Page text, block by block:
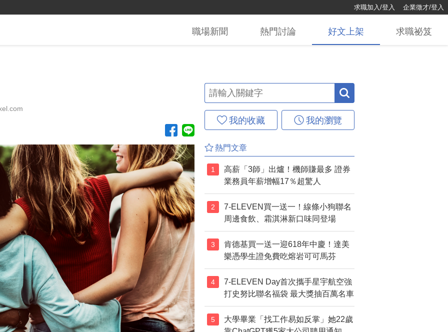
求職加入/登入 企業徵才/登入
職場新聞 熱門討論 好文上架 求職祕笈
我的收藏 我的瀏覽
熱門文章
1
高薪「3師」出爐！機師賺最多 證券
業務員年薪增幅17％超驚人
2
7-ELEVEN買一送一！線條小狗聯名
周邊食飲、霜淇淋新口味同登場
3
肯德基買一送一迎618年中慶！達美
樂憑學生證免費吃熔岩可可馬芬
4
7-ELEVEN Day首次攜手星宇航空強
打史努比聯名福袋 最大獎抽百萬名車
5
大學畢業「找工作易如反掌」她22歲